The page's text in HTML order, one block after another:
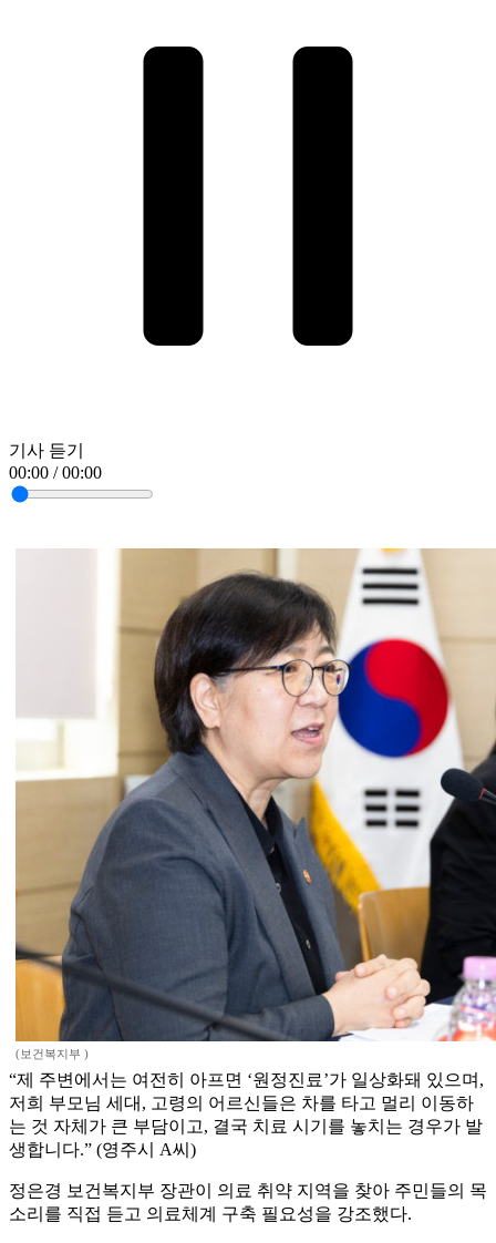
기사 듣기
00:00 / 00:00
(보건복지부 )
“제 주변에서는 여전히 아프면 ‘원정진료’가 일상화돼 있으며,
저희 부모님 세대, 고령의 어르신들은 차를 타고 멀리 이동하
는 것 자체가 큰 부담이고, 결국 치료 시기를 놓치는 경우가 발
생합니다.” (영주시 A씨)
정은경 보건복지부 장관이 의료 취약 지역을 찾아 주민들의 목
소리를 직접 듣고 의료체계 구축 필요성을 강조했다.